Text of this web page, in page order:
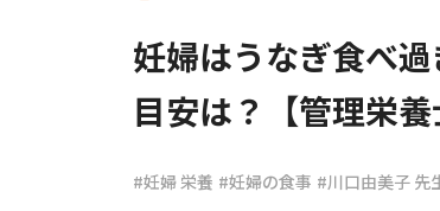
妊婦はうなぎ食べ
目安は？【管理栄養
#妊婦 栄養 #妊婦の食事 #川口由美子 先